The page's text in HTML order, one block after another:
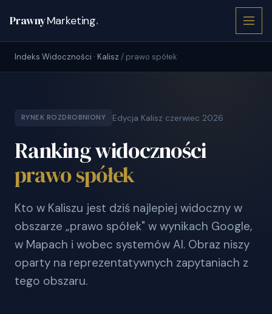
PrawnyMarketing.
Indeks Widoczności · Kalisz / prawo spółek
RYNEK ROZDROBNIONY Edycja Kalisz czerwiec 2026
Ranking widoczności
prawo spółek
Kto w Kaliszu jest dziś najlepiej widoczny w
obszarze „prawo spółek" w wynikach Google,
w Mapach i wobec systemów AI. Obraz niszy
oparty na reprezentatywnych zapytaniach z
tego obszaru.